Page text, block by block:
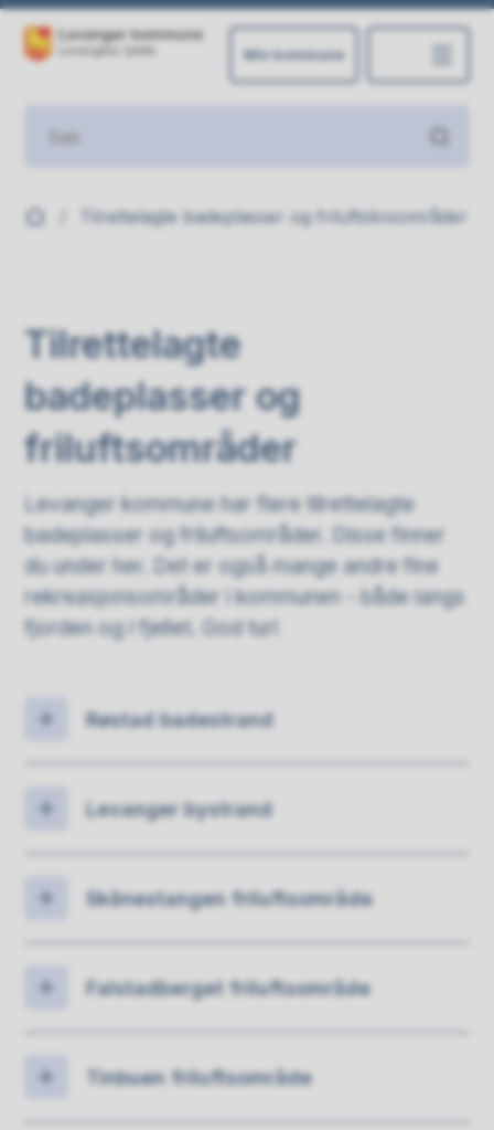
Min kommune
Du er her:Tilrettelagte badeplasser og friluftslivsområder
Tilrettelagte
badeplasser og
friluftsområder
Levanger kommune har flere tilrettelagte
badeplasser og friluftsområder. Disse finner
du under her. Det er også mange andre fine
rekreasjonsområder i kommunen - både langs
fjorden og i fjellet. God tur!
Røstad badestrand
Levanger bystrand
Skånestangen friluftsområde
Falstadberget friluftsområde
Tinbuen friluftsområde